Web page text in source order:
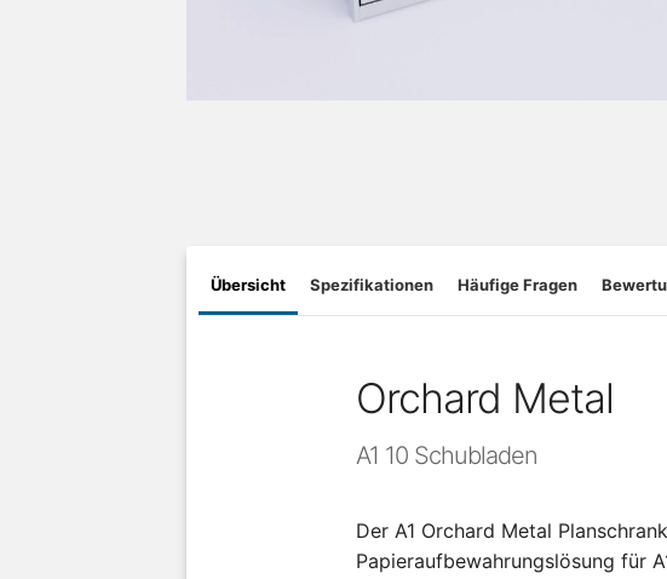
Übersicht Spezifikationen Häufige Fragen
Orchard Metal
A1 10 Schubladen
Der A1 Orchard Metal
Papieraufbewahrungslösung für